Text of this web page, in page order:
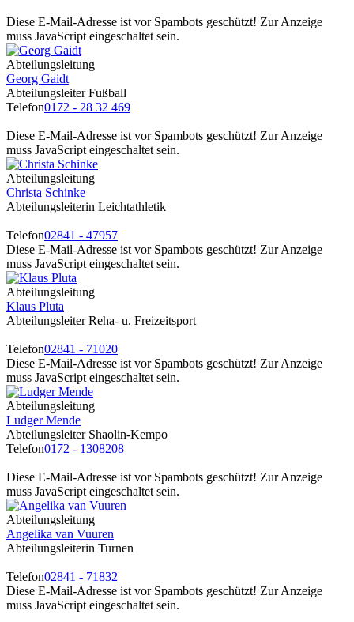
Diese E-Mail-Adresse ist vor Spambots geschützt! Zur Anzeige
muss JavaScript eingeschaltet sein.
Abteilungsleitung
Georg Gaidt
Abteilungsleiter Fußball
Telefon0172 - 28 32 469
Diese E-Mail-Adresse ist vor Spambots geschützt! Zur Anzeige
muss JavaScript eingeschaltet sein.
Abteilungsleitung
Christa Schinke
Abteilungsleiterin Leichtathletik
Telefon02841 - 47957
Diese E-Mail-Adresse ist vor Spambots geschützt! Zur Anzeige
muss JavaScript eingeschaltet sein.
Abteilungsleitung
Klaus Pluta
Abteilungsleiter Reha- u. Freizeitsport
Telefon02841 - 71020
Diese E-Mail-Adresse ist vor Spambots geschützt! Zur Anzeige
muss JavaScript eingeschaltet sein.
Abteilungsleitung
Ludger Mende
Abteilungsleiter Shaolin-Kempo
Telefon0172 - 1308208
Diese E-Mail-Adresse ist vor Spambots geschützt! Zur Anzeige
muss JavaScript eingeschaltet sein.
Abteilungsleitung
Angelika van Vuuren
Abteilungsleiterin Turnen
Telefon02841 - 71832
Diese E-Mail-Adresse ist vor Spambots geschützt! Zur Anzeige
muss JavaScript eingeschaltet sein.